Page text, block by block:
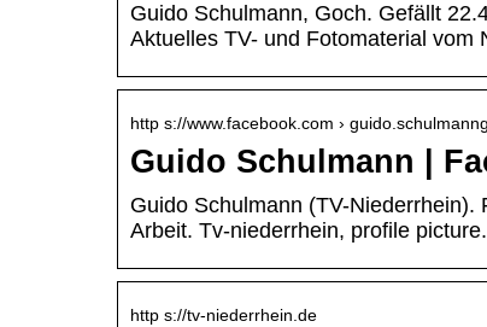
Guido Schulmann, Goch. Gefällt
Aktuelles TV- und Fotomaterial
http s://www.facebook.com ›
Guido Schulmann |
Guido Schulmann (TV-Niederrhein).
Arbeit. Tv-niederrhein, profile picture.
http s://tv-niederrhein.de